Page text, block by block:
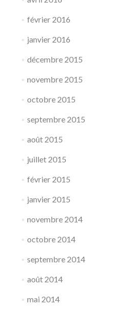
février 2016
janvier 2016
décembre 2015
novembre 2015
octobre 2015
septembre 2015
août 2015
juillet 2015
février 2015
janvier 2015
novembre 2014
octobre 2014
septembre 2014
août 2014
mai 2014